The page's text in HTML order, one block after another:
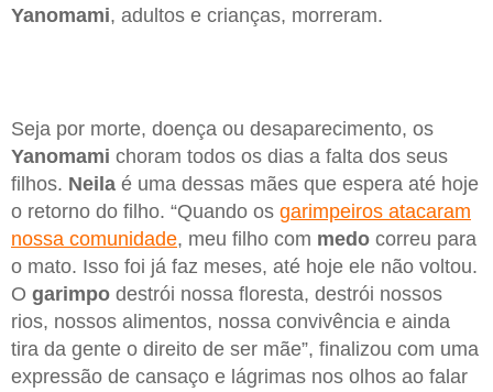
Yanomami, adultos e crianças, morreram.
Seja por morte, doença ou desaparecimento, os
Yanomami choram todos os dias a falta dos seus
filhos. Neila é uma dessas mães que espera até hoje
o retorno do filho. “Quando os garimpeiros atacaram
nossa comunidade, meu filho com medo correu para
o mato. Isso foi já faz meses, até hoje ele não voltou.
O garimpo destrói nossa floresta, destrói nossos
rios, nossos alimentos, nossa convivência e ainda
tira da gente o direito de ser mãe”, finalizou com uma
expressão de cansaço e lágrimas nos olhos ao falar